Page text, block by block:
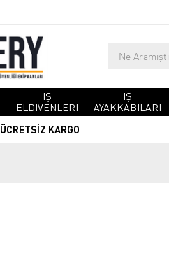
İŞ
ELDİVENLERİ
İŞ
AYAKKABILARI
ÜCRETSİZ KARGO